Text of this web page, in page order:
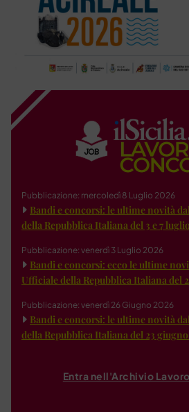
Pubblicazione: mercoledì 8 Luglio 2026
Bandi e concorsi: le ultime novità
della Repubblica Italiana del 3 e 7
Pubblicazione: venerdì 3 Luglio 2026
Bandi e concorsi: ecco le ultime
Ufficiale della Repubblica Italiana del
Pubblicazione: venerdì 26 Giugno 2026
Bandi e concorsi: le ultime novità
della Repubblica Italiana del 23
Entra nell'Archivio